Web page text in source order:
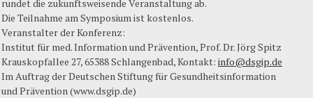
rundet die zukunftsweisende Veranstaltung ab.
Die Teilnahme am Symposium ist kostenlos.
Veranstalter der Konferenz:
Institut für med. Information und Prävention, Prof. Dr. Jörg Spitz
Krauskopfallee 27, 65388 Schlangenbad, Kontakt: info@dsgip.de
Im Auftrag der Deutschen Stiftung für Gesundheitsinformation
und Prävention (www.dsgip.de)